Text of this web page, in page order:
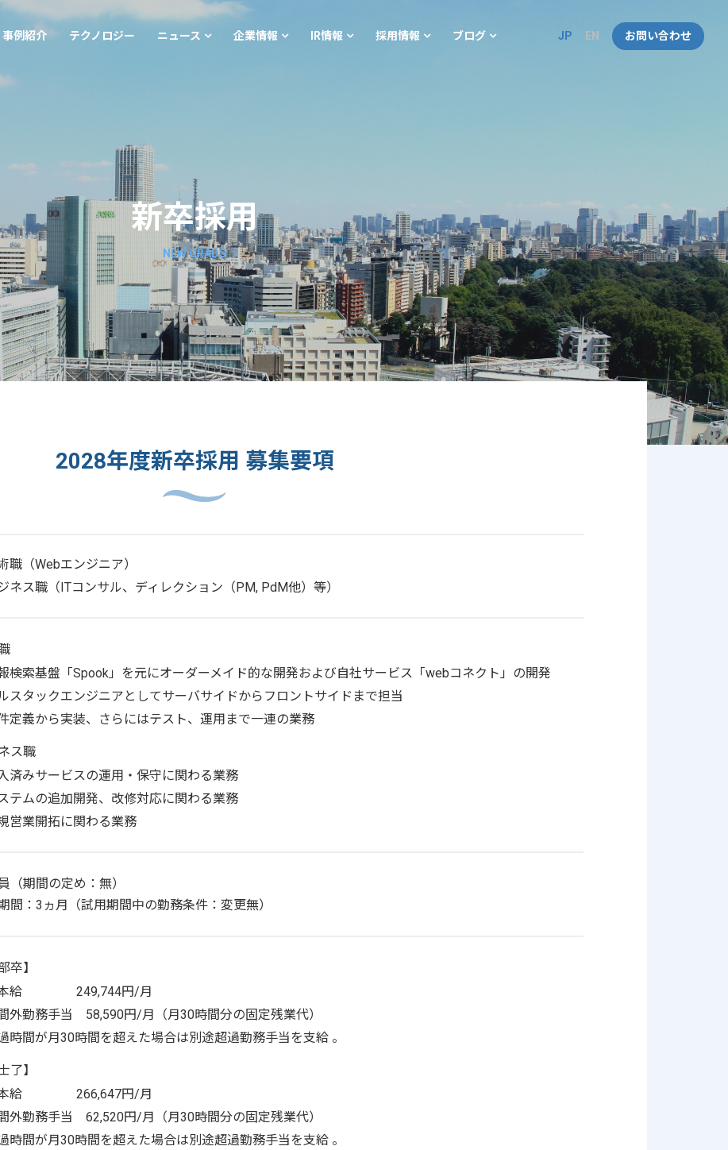
事例紹介 テクノロジー ニュース 企業情報 IR情報 採用情報 ブログ JP EN お問い合わせ
新卒採用
NEW GRADS
2028年度新卒採用 募集要項
職（Webエンジニア）
ネス職（ITコンサル、ディレクション（PM, PdM他）等）
検索基盤「Spook」を元にオーダーメイド的な開発および自社サービス「webコネクト」の開発
スタックエンジニアとしてサーバサイドからフロントサイドまで担当
定義から実装、さらにはテスト、運用まで一連の業務
ス職
済みサービスの運用・保守に関わる業務
テムの追加開発、改修対応に関わる業務
営業開拓に関わる業務
（期間の定め：無）
間：3ヵ月（試用期間中の勤務条件：変更無）
卒】
給 249,744円/月
外勤務手当 58,590円/月（月30時間分の固定残業代）
時間が月30時間を超えた場合は別途超過勤務手当を支給 。
了】
給 266,647円/月
外勤務手当 62,520円/月（月30時間分の固定残業代）
時間が月30時間を超えた場合は別途超過勤務手当を支給 。